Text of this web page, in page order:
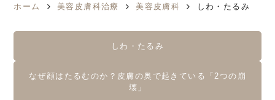
ホーム 美容皮膚科治療 美容皮膚科 しわ・たるみ
しわ・たるみ
なぜ顔はたるむのか？皮膚の奥で起きている「2つの崩
壊」